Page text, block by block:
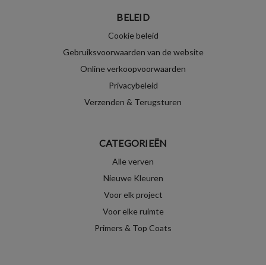
BELEID
Cookie beleid
Gebruiksvoorwaarden van de website
Online verkoopvoorwaarden
Privacybeleid
Verzenden & Terugsturen
CATEGORIEËN
Alle verven
Nieuwe Kleuren
Voor elk project
Voor elke ruimte
Primers & Top Coats